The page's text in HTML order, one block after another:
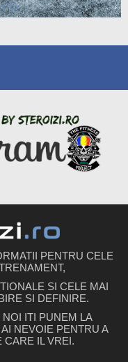
PENTRU CELE
SI CELE MAI
SI DEFINIRE.
ITI PUNEM LA
NEVOIE PENTRU A
CARE IL VREI.